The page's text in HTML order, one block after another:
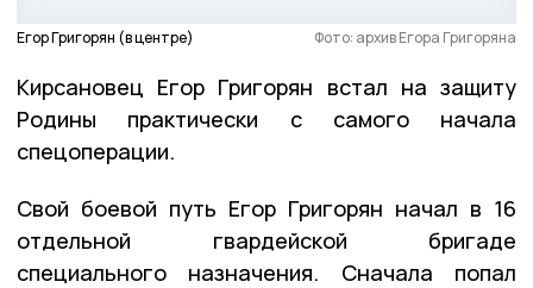
Егор Григорян (в центре) Фото: архив Егора Григоряна
Кирсановец Егор Григорян встал на защиту
Родины практически с самого начала
спецоперации.
Свой боевой путь Егор Григорян начал в 16
отдельной гвардейской бригаде
специального назначения. Сначала попал